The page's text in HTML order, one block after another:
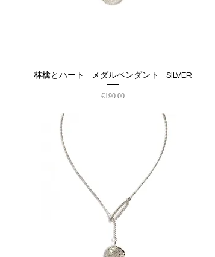
クイックビュー
林檎とハート - メダルペンダント - SILVER
価格
€190.00